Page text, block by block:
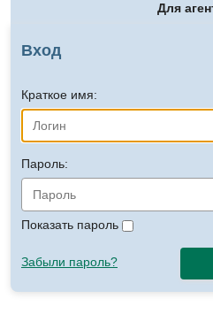
Для
Вход
Краткое имя:
Пароль:
Показать пароль
Забыли пароль?